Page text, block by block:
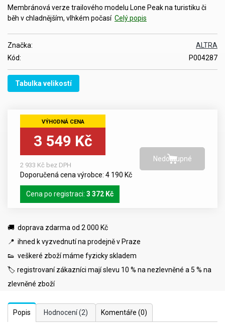
Membránová verze trailového modelu Lone Peak na turistiku či
běh v chladnějším, vlhkém počasí Celý popis
ALTRA
Značka:
P004287
Kód:
Tabulka velikostí
3 549 Kč
2 933 Kč bez DPH
Doporučená cena výrobce: 4 190 Kč
Cena po registraci: 3 372 Kč
🚚 doprava zdarma od 2 000 Kč
📍 ihned k vyzvednutí na prodejně v Praze
👟 veškeré zboží máme fyzicky skladem
🏷️ registrovaní zákazníci mají slevu 10 % na nezlevněné a 5 % na
zlevněné zboží
Popis Hodnocení(2) Komentáře (0)